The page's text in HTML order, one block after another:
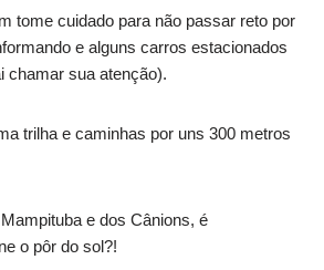
tome cuidado para não passar reto por
e alguns carros estacionados
chamar sua atenção).
trilha e caminhas por uns 300 metros
e dos Cânions, é
o pôr do sol?!